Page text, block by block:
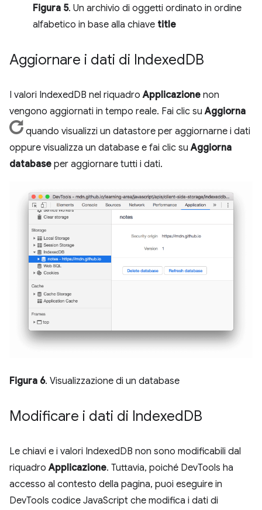
Figura 5. Un archivio di oggetti ordinato in ordine
alfabetico in base alla chiave title
Aggiornare i dati di IndexedDB
I valori IndexedDB nel riquadroApplicazione non
vengono aggiornati in tempo reale. Fai clic suAggiorna
quando visualizzi un datastore per aggiornarne i dati
oppure visualizza un database e fai clic suAggiorna
database per aggiornare tutti i dati.
Figura 6. Visualizzazione di un database
Modificare i dati di IndexedDB
Le chiavi e i valori IndexedDB non sono modificabili dal
riquadroApplicazione. Tuttavia, poiché DevTools ha
accesso al contesto della pagina, puoi eseguire in
DevTools codice JavaScript che modifica i dati di